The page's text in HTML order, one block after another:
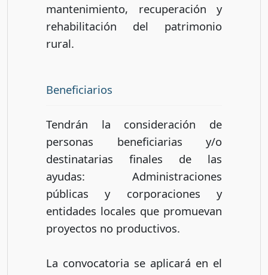
mantenimiento, recuperación y
rehabilitación del patrimonio
rural.
Beneficiarios
Tendrán la consideración de
personas beneficiarias y/o
destinatarias finales de las
ayudas: Administraciones
públicas y corporaciones y
entidades locales que promuevan
proyectos no productivos.
La convocatoria se aplicará en el